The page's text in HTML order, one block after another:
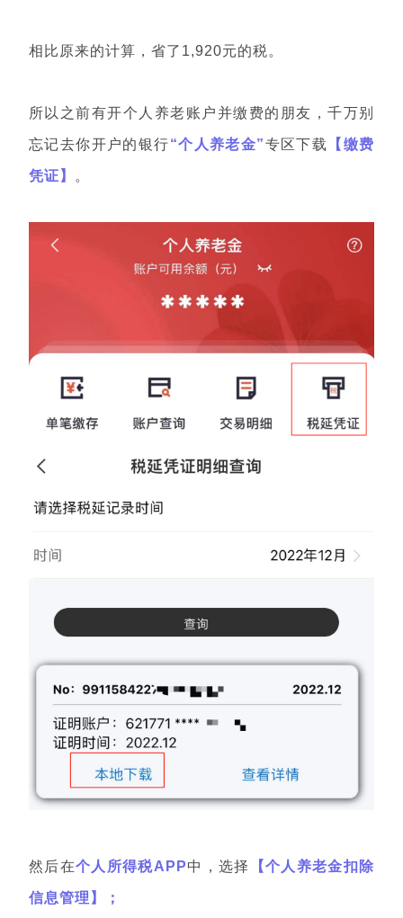
相比原来的计算，省了1,920元的税。
所以之前有开个人养老账户并缴费的朋友，千万别
忘记去你开户的银行“个人养老金”专区下载 【缴费
凭证】 。
然后在个人所得税APP中，选择 【个人养老金扣除
信息管理】；